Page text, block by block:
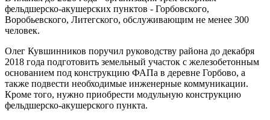
фельдшерско-акушерских пунктов - Горбовского,
Воробьевского, Литегского, обслуживающим не менее 300
человек.
Олег Кувшинников поручил руководству района до декабря
2018 года подготовить земельный участок с железобетонным
основанием под конструкцию ФАПа в деревне Горбово, а
также подвести необходимые инженерные коммуникации.
Кроме того, нужно приобрести модульную конструкцию
фельдшерско-акушерского пункта.